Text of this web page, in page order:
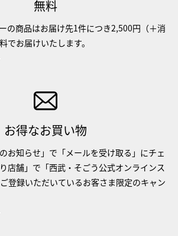
無料
の商品はお届け先1件につき2,500円（＋消
でお届けいたします。
お得なお買い物
お知らせ」で「メールを受け取る」にチェ
店舗」で「西武・そごう公式オンラインス
登録いただいているお客さま限定のキャン